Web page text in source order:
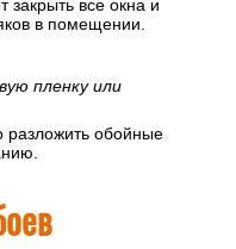
могут испачкать обои,
и грунтовке, что
закрыть все окна и
в помещении.
пленку или